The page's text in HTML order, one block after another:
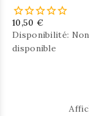
10,50 €
Disponibilité: Non
disponible